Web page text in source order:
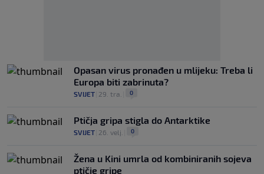
Opasan virus pronađen u mlijeku: Treba li
Europa biti zabrinuta?
SVIJET 29. tra. 0
Ptičja gripa stigla do Antarktike
SVIJET 26. velj. 0
Žena u Kini umrla od kombiniranih sojeva
ptičje gripe